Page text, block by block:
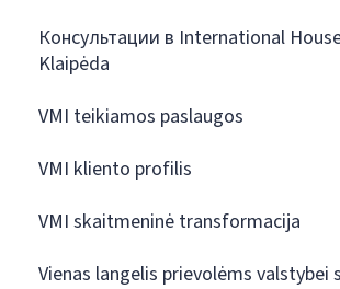
Консультации в International
Klaipėda
VMI teikiamos paslaugos
VMI kliento profilis
VMI skaitmeninė transformacija
Vienas langelis prievolėms valstybei